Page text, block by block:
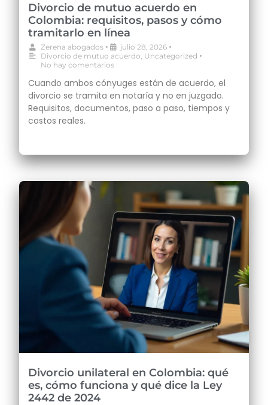
Divorcio de mutuo acuerdo en
Colombia: requisitos, pasos y cómo
tramitarlo en línea
Zerena abogados • julio 28, 2026 •
Divorcio de mutuo acuerdo Uncategorized •
No hay comentarios
Cuando ambos cónyuges están de acuerdo, el
divorcio se tramita en notaría y no en juzgado.
Requisitos, documentos, paso a paso, tiempos y
costos reales.
Divorcio unilateral en Colombia: qué
es, cómo funciona y qué dice la Ley
2442 de 2024